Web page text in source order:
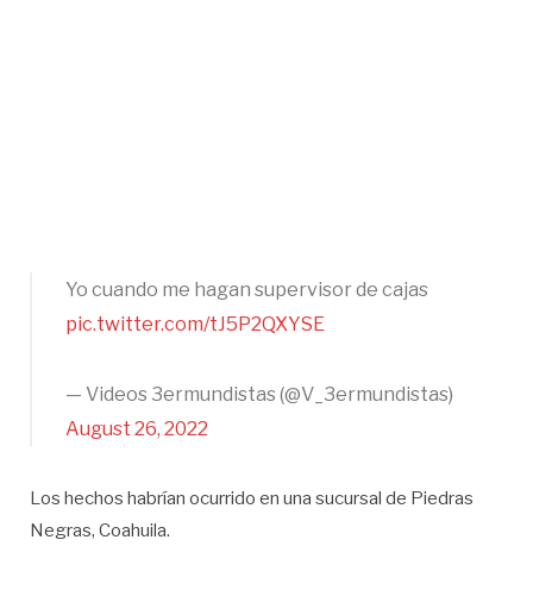
Yo cuando me hagan supervisor de cajas
pic.twitter.com/tJ5P2QXYSE
— Videos 3ermundistas (@V_3ermundistas)
August 26, 2022
Los hechos habrían ocurrido en una sucursal de Piedras
Negras, Coahuila.